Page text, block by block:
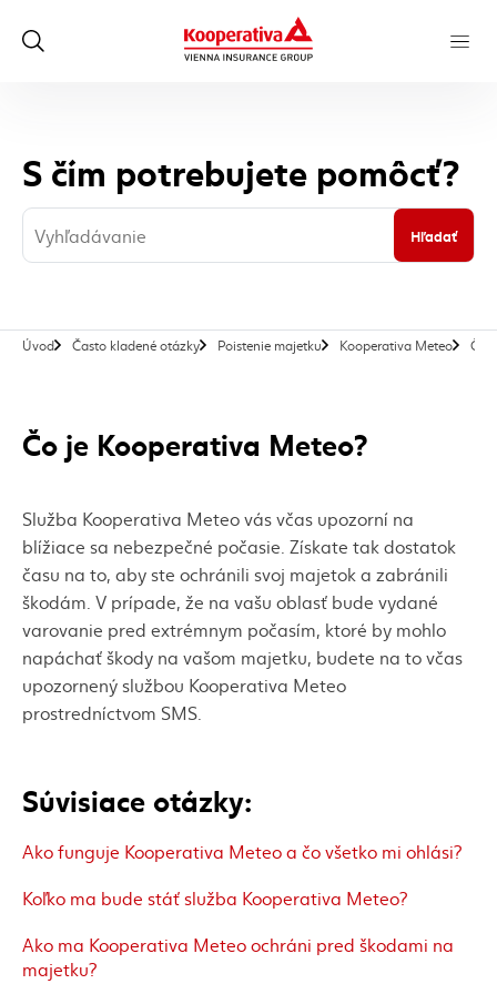
S čím potrebujete pomôcť?
Hľadať
Úvod Často kladené otázky Poistenie majetku Kooperativa Meteo Čo
Súvisiace otázky:
Ako funguje Kooperativa Meteo a čo všetko mi ohlási?
Koľko ma bude stáť služba Kooperativa Meteo?
Ako ma Kooperativa Meteo ochráni pred škodami na
majetku?
Čo je Kooperativa Meteo?
Služba Kooperativa Meteo vás včas upozorní na
blížiace sa nebezpečné počasie. Získate tak dostatok
času na to, aby ste ochránili svoj majetok a zabránili
škodám. V prípade, že na vašu oblasť bude vydané
varovanie pred extrémnym počasím, ktoré by mohlo
napáchať škody na vašom majetku, budete na to včas
upozornený službou Kooperativa Meteo
prostredníctvom SMS.